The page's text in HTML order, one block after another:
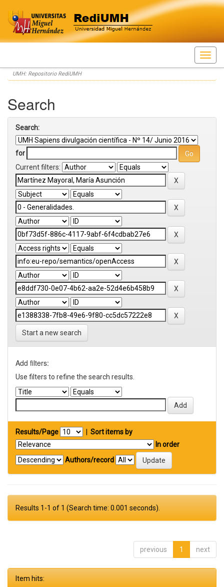
Skip
navigation
UMH: Repositorio RediUMH
Search
Search:
for
Current filters:
Start a new search
Add filters:
Use filters to refine the search results.
Results/Page
Sort items by
In order
Authors/record
Results 1-1 of 1 (Search time: 0.001 seconds).
previous 1 next
Item hits: